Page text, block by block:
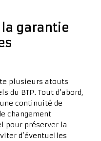
la garantie
plusieurs atouts
du BTP. Tout d’abord,
continuité de
changement
pour préserver la
d’éventuelles